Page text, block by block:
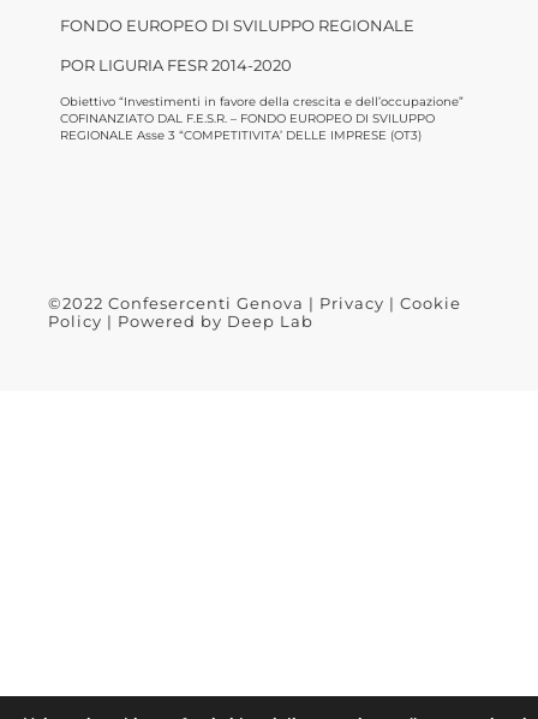
FONDO EUROPEO DI SVILUPPO REGIONALE
POR LIGURIA FESR 2014-2020
Obiettivo “Investimenti in favore della crescita e dell’occupazione”
COFINANZIATO DAL F.E.S.R. – FONDO EUROPEO DI SVILUPPO
REGIONALE Asse 3 “COMPETITIVITA’ DELLE IMPRESE (OT3)
©2022 Confesercenti Genova | Privacy | Cookie
Policy | Powered by Deep Lab